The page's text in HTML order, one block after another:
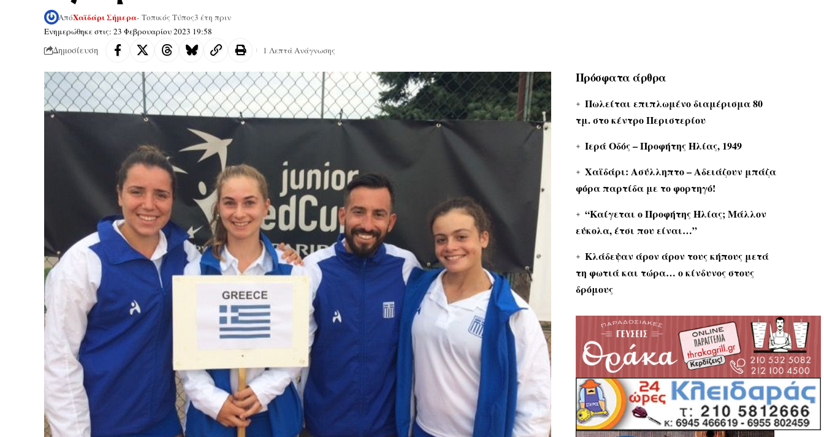
Ενημερώθηκε στις: 23 Φεβρουαρίου 2023 19:58
ΑπόΧαϊδάρι Σήμερα- Τοπικός Τύπος3 έτη πριν
Δημοσίευση 1 Λεπτά Ανάγνωσης
Πρόσφατα άρθρα
Πωλείται επιπλωμένο διαμέρισμα 80
τμ. στο κέντρο Περιστερίου
Ιερά Οδός – Προφήτης Ηλίας, 1949
Χαϊδάρι: Ασύλληπτο – Αδειάζουν μπάζα
φόρα παρτίδα με το φορτηγό!
“Καίγεται ο Προφήτης Ηλίας; Μάλλον
εύκολα, έτσι που είναι…”
Κλάδεψαν άρον άρον τους κήπους μετά
τη φωτιά και τώρα… ο κίνδυνος στους
δρόμους